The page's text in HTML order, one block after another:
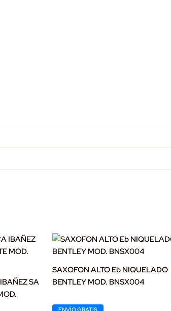
SA
SAXOFON ALTO Eb NIQUELADO
BENTLEY MOD. BNSX004
Original
Current